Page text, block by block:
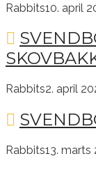
Rabbits10. april
Rabbits2. april
Rabbits13. marts